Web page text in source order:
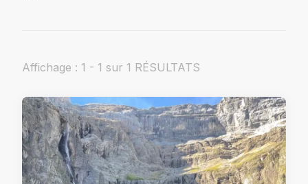
Affichage : 1 - 1 sur 1 RÉSULTATS